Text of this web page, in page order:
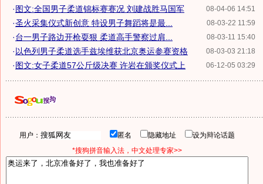
08-04-06 14:51
·图文:全国男子柔道锦标赛赛况 刘建战胜马国军
08-03-22 11:59
·圣火采集仪式新创意 特设男子舞蹈将是最...
08-03-11 15:40
·台一男子路边开枪耍狠 柔道高手警察过肩...
08-03-03 21:18
· 以色列男子柔道选手兹埃维获北京奥运参赛资格
06-12-05 03:29
·图文:女子柔道57公斤级决赛 许岩在颁奖仪式上
用户： 匿名 隐藏地址
设为辩论话题
*搜狗拼音输入法，中文处理专家>>